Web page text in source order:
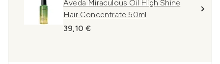
Aveda Miraculous Oil High Shine
Hair Concentrate 50ml
39,10 €